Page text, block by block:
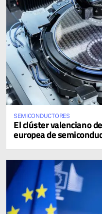
SEMICONDUCTORES
El clúster valenciano
europea de